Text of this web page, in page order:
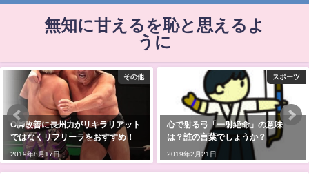
無知に甘えるを恥と思えるよ
うに
その他
O脚改善に長州力がリキラリアット
ではなくリフリーラをおすすめ！
2019年8月17日
スポーツ
心で射る弓「一射絶命」の意味
は？誰の言葉でしょうか？
2019年2月21日